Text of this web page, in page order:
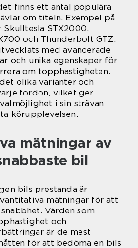
finns ett antal populära
om titeln. Exempel på
Skulltesla STX2000,
och Thunderbolt GTZ.
med avancerade
och unika egenskaper för
om topphastigheten.
olika varianter och
fordon, vilket ger
i sin strävan
körupplevelsen.
mätningar av
bil
bils prestanda är
mätningar för att
Värden som
och
är de mest
för att bedöma en bils